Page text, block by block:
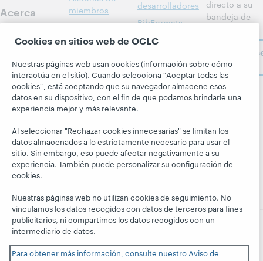
Acerca
OCLC
Carreras
Respeto y
pertenencia
Aspectos
Dirección
Membresía
Trust Center
miembros
productos y
Aprenda
Investigación
WebJunction
Seminarios
web a la carta
desarrolladores
BibFormats
Alertas del
Blogs
Blog Next
Together
President's
Leadership
directo a su
bandeja de
ahora
Siga a
© 2026 OCLC Marcas comerciales y/o marcas de
servicios nacionales e internacionales de OCLC, Inc. y de
Cookies en sitios web de OCLC
Nuestras páginas web usan cookies (información sobre cómo
interactúa en el sitio). Cuando selecciona “Aceptar todas las
cookies”, está aceptando que su navegador almacene esos
datos en su dispositivo, con el fin de que podamos brindarle una
experiencia mejor y más relevante.
Al seleccionar "Rechazar cookies innecesarias" se limitan los
datos almacenados a lo estrictamente necesario para usar el
sitio. Sin embargo, eso puede afectar negativamente a su
experiencia. También puede personalizar su configuración de
cookies.
Nuestras páginas web no utilizan cookies de seguimiento. No
vinculamos los datos recogidos con datos de terceros para fines
publicitarios, ni compartimos los datos recogidos con un
intermediario de datos.
Para obtener más información, consulte nuestro Aviso de